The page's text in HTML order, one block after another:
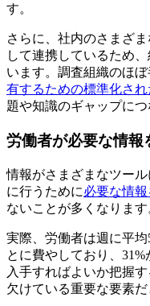
す。
さらに、社内のさまざ
して連携しているため
います。調査組織のほ
有するための標準化され
題や知識のギャップにつ
労働者が必要な情報
情報がさまざまなツー
に行うために必要な情
ないことが多くなります
実際、労働者は週に平
とに費やしており、
入手すればよいか把握
欠けている重要な要素だ